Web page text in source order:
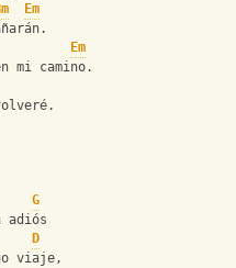
Em
Em
mi camino.
G
D
viaje,